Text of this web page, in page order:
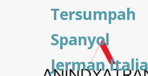
Tersumpah
Spanyol
Jerman Italia